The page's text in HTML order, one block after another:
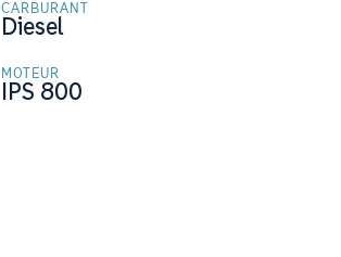
CARBURANT
Diesel
MOTEUR
IPS 800